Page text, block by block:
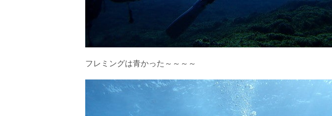
フレミングは青かった～～～～
ホエールスイム参加時に使用する器材やスーツのレンタルをご希望の方は、事前にお申し
承諾しました。
ホエールスイムは、通常のスノーケリングやスキンダイビングに伴う危険に加え、予測不
流れのある海上で、船上からエントリーやエキジットを行う際にもトラブルが生じる可能